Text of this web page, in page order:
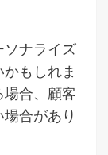
ソナライズ
もしれま
合、顧客
合があり